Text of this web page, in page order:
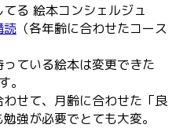
る 絵本コンシェルジュ
読 （各年齢に合わせたコース
ている絵本は変更できた
。
せて、月齢に合わせた「良
強が必要でとても大変。